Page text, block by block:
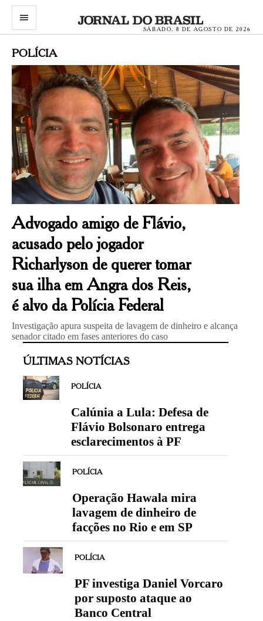
menu
SÁBADO, 8 DE AGOSTO DE 2026
POLÍCIA
Advogado amigo de Flávio,
acusado pelo jogador
Richarlyson de querer tomar
sua ilha em Angra dos Reis,
é alvo da Polícia Federal
Investigação apura suspeita de lavagem de dinheiro e alcança
senador citado em fases anteriores do caso
ÚLTIMAS NOTÍCIAS
POLÍCIA
Calúnia a Lula: Defesa de
Flávio Bolsonaro entrega
esclarecimentos à PF
POLÍCIA
Operação Hawala mira
lavagem de dinheiro de
facções no Rio e em SP
POLÍCIA
PF investiga Daniel Vorcaro
por suposto ataque ao
Banco Central